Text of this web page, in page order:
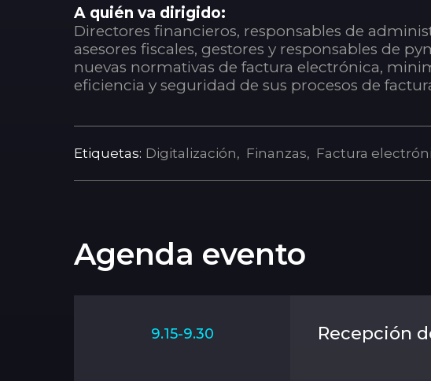
A quién va dirigido:
Directores financieros, responsables de
asesores fiscales, gestores y responsables de
nuevas normativas de factura electrónica,
eficiencia y seguridad de sus procesos de
Etiquetas: Digitalización Finanzas Factura
Agenda evento
9.15-9.30 Recepción